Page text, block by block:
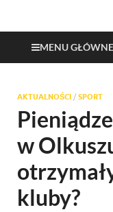
MENU GŁÓWNE
AKTUALNOŚCI / SPORT
w
kluby?